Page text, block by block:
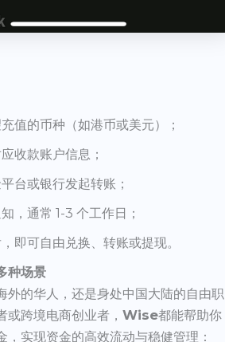
值的币种（如港币或美元）；
收款账户信息；
台或银行发起转账；
，通常 1-3 个工作日；
即可自由兑换、转账或提现。
种场景
外的华人，还是身处中国大陆的自由职
或跨境电商创业者，Wise都能帮助你
，实现资金的高效流动与稳健管理：